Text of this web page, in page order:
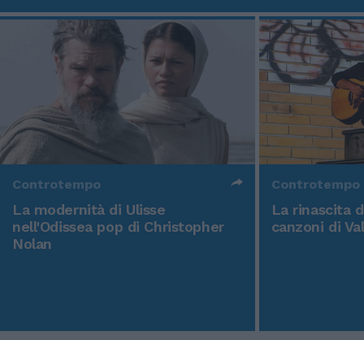
Controtempo
La modernità di Ulisse
nell'Odissea pop di Christopher
Nolan
Controtempo
La rinascita
canzoni di